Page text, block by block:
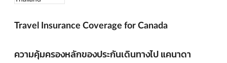
Travel Insurance Coverage for Canada
ความคุ้มครองหลักของประกันเดินทางไป แคนาดา